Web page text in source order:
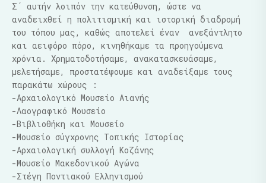
Σ΄ αυτήν λοιπόν την κατεύθυνση, ώστε να
αναδειχθεί η πολιτισμική και ιστορική διαδρομή
του τόπου μας, καθώς αποτελεί έναν ανεξάντλητο
και αειφόρο πόρο, κινηθήκαμε τα προηγούμενα
χρόνια. Χρηματοδοτήσαμε, ανακατασκευάσαμε,
μελετήσαμε, προστατέψουμε και αναδείξαμε τους
παρακάτω χώρους :
-Αρχαιολογικό Μουσείο Αιανής
-Λαογραφικό Μουσείο
-Βιβλιοθήκη και Μουσείο
-Μουσείο σύγχρονης Τοπικής Ιστορίας
-Αρχαιολογική συλλογή Κοζάνης
-Μουσείο Μακεδονικού Αγώνα
-Στέγη Ποντιακού Ελληνισμού